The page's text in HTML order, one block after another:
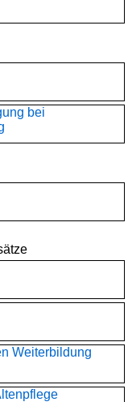
bei
Weiterbildung